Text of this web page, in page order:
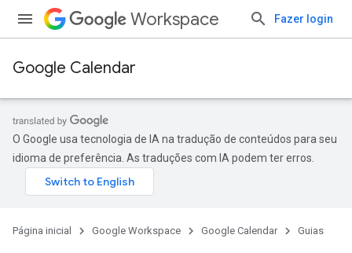
Workspace Fazer login
Google Calendar
O Google usa tecnologia de IA na tradução de conteúdos para seu
idioma de preferência. As traduções com IA podem ter erros.
Página inicial Google Workspace Google Calendar Guias